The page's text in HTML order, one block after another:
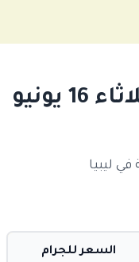
أسعار الذهب في الثلاثاء 16 يونيو
ليبيا
السعر للجرام